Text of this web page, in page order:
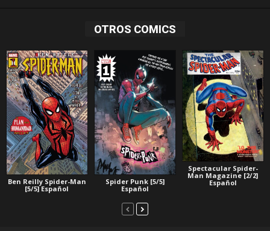
OTROS COMICS
Ben Reilly Spider-Man
[5/5] Español
Spider Punk [5/5]
Español
Spectacular Spider-
Man Magazine [2/2]
Español